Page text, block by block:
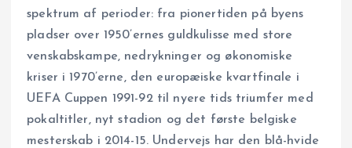
spektrum af perioder: fra pionertiden på byens
pladser over 1950’ernes guldkulisse med store
venskabskampe, nedrykninger og økonomiske
kriser i 1970’erne, den europæiske kvartfinale i
UEFA Cuppen 1991-92 til nyere tids triumfer med
pokaltitler, nyt stadion og det første belgiske
mesterskab i 2014-15. Undervejs har den blå-hvide